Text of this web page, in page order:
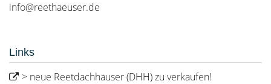
info@reethaeuser.de
Links
> neue Reetdachhäuser (DHH) zu verkaufen!